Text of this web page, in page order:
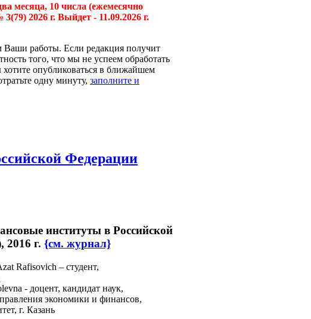
месяца, 10 числа (ежемесячно
2026 г. Выйдет - 11.09.2026 г.
Ваши работы. Если редакция получит
того, что мы не успеем обработать
опубликоваться в ближайшем
одну минуту, заполните и
Федерации
институты в Российской
2016 г. {см. журнал}
Rafisovich – студент,
- доцент, кандидат наук,
экономики и финансов,
г. Казань